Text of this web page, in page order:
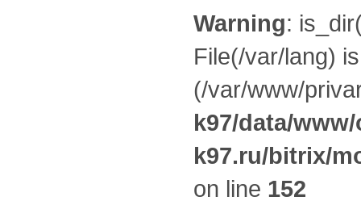
Warning:
File(/var/lang)
(/var/www/
k97/data/
k97.ru/bitrix/
on line 152